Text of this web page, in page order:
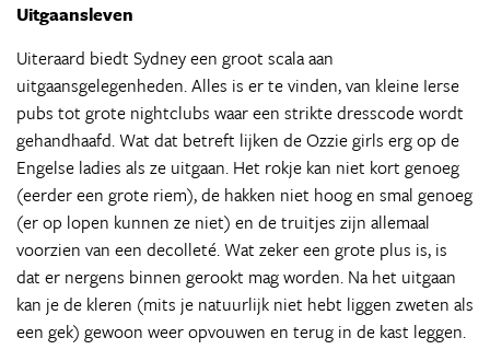
Uitgaansleven
Uiteraard biedt Sydney een groot scala aan
uitgaansgelegenheden. Alles is er te vinden, van kleine Ierse
pubs tot grote nightclubs waar een strikte dresscode wordt
gehandhaafd. Wat dat betreft lijken de Ozzie girls erg op de
Engelse ladies als ze uitgaan. Het rokje kan niet kort genoeg
(eerder een grote riem), de hakken niet hoog en smal genoeg
(er op lopen kunnen ze niet) en de truitjes zijn allemaal
voorzien van een decolleté. Wat zeker een grote plus is, is
dat er nergens binnen gerookt mag worden. Na het uitgaan
kan je de kleren (mits je natuurlijk niet hebt liggen zweten als
een gek) gewoon weer opvouwen en terug in de kast leggen.